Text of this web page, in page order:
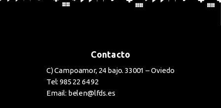
Contacto
C) Campoamor, 24 bajo. 33001 – Oviedo
Tel: 985 22 64 92
Email: belen@lfds.es